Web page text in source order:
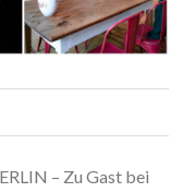
– Zu Gast bei